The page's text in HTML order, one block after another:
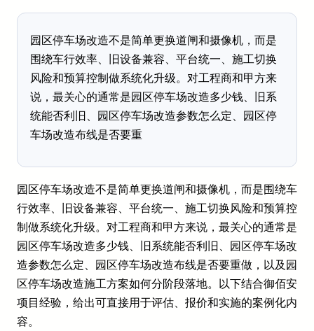
园区停车场改造不是简单更换道闸和摄像机，而是
围绕车行效率、旧设备兼容、平台统一、施工切换
风险和预算控制做系统化升级。对工程商和甲方来
说，最关心的通常是园区停车场改造多少钱、旧系
统能否利旧、园区停车场改造参数怎么定、园区停
车场改造布线是否要重
园区停车场改造不是简单更换道闸和摄像机，而是围绕车
行效率、旧设备兼容、平台统一、施工切换风险和预算控
制做系统化升级。对工程商和甲方来说，最关心的通常是
园区停车场改造多少钱、旧系统能否利旧、园区停车场改
造参数怎么定、园区停车场改造布线是否要重做，以及园
区停车场改造施工方案如何分阶段落地。以下结合御佰安
项目经验，给出可直接用于评估、报价和实施的案例化内
容。